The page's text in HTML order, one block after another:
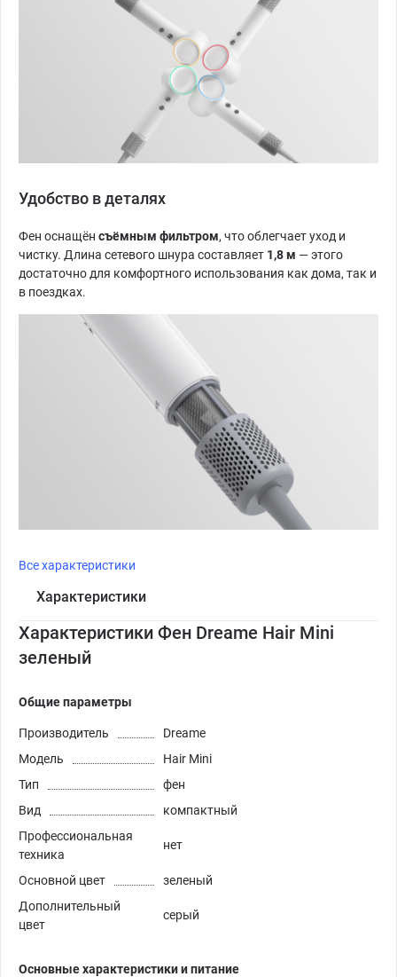
Удобство в деталях
Фен оснащён съёмным фильтром, что облегчает уход и
чистку. Длина сетевого шнура составляет 1,8 м — этого
достаточно для комфортного использования как дома, так и
в поездках.
Все характеристики
Характеристики
Характеристики Фен Dreame Hair Mini
зеленый
Общие параметры
Производитель
Dreame
Модель
Hair Mini
Тип
фен
Вид
компактный
Профессиональная
техника
нет
Основной цвет
зеленый
Дополнительный
цвет
серый
Основные характеристики и питание